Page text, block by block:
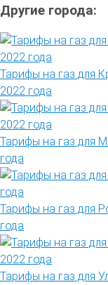
Другие города:
Тарифы на газ для
2022 года
Тарифы на газ для
года
Тарифы на газ для
года
Тарифы на газ для